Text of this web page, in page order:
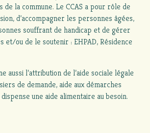
la commune. Le CCAS a pour rôle de
d’accompagner les personnes âgées,
souffrant de handicap et de gérer
ou de le soutenir : EHPAD, Résidence
aussi l’attribution de l’aide sociale légale
de demande, aide aux démarches
une aide alimentaire au besoin.